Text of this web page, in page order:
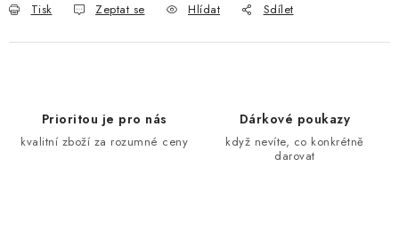
Tisk Zeptat se Hlídat Sdílet
Prioritou je pro nás
kvalitní zboží za rozumné ceny
Dárkové poukazy
když nevíte, co konkrétně
darovat